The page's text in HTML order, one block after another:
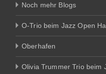
Noch mehr Blogs
O-Trio beim Jazz Open
Oberhafen
Olivia Trummer Trio beim